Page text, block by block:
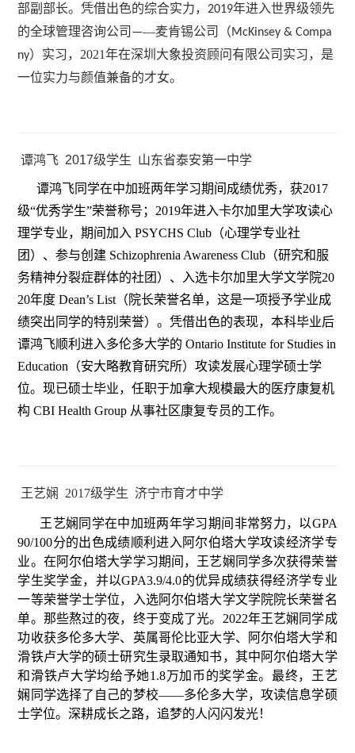
部副部长。凭借出色的综合实力，2019年进入世界级领先
的全球管理咨询公司——麦肯锡公司（McKinsey & Compa
ny）实习，2021年在深圳大象投资顾问有限公司实习，是
一位实力与颜值兼备的才女。
谭鸿飞 2017级学生 山东省泰安第一中学
谭鸿飞同学在中加班两年学习期间成绩优秀，获2017
级“优秀学生”荣誉称号；2019年进入卡尔加里大学攻读心
理学专业，期间加入 PSYCHS Club（心理学专业社
团）、参与创建 Schizophrenia Awareness Club（研究和服
务精神分裂症群体的社团）、入选卡尔加里大学文学院20
20年度 Dean’s List（院长荣誉名单，这是一项授予学业成
绩突出同学的特别荣誉）。凭借出色的表现，本科毕业后
谭鸿飞顺利进入多伦多大学的 Ontario Institute for Studies in
Education（安大略教育研究所）攻读发展心理学硕士学
位。现已硕士毕业，任职于加拿大规模最大的医疗康复机
构 CBI Health Group 从事社区康复专员的工作。
王艺娴 2017级学生 济宁市育才中学
王艺娴同学在中加班两年学习期间非常努力，以GPA
90/100分的出色成绩顺利进入阿尔伯塔大学攻读经济学专
业。在阿尔伯塔大学学习期间，王艺娴同学多次获得荣誉
学生奖学金，并以GPA3.9/4.0的优异成绩获得经济学专业
一等荣誉学士学位，入选阿尔伯塔大学文学院院长荣誉名
单。那些熬过的夜，终于变成了光。2022年王艺娴同学成
功收获多伦多大学、英属哥伦比亚大学、阿尔伯塔大学和
滑铁卢大学的硕士研究生录取通知书，其中阿尔伯塔大学
和滑铁卢大学均给予她1.8万加币的奖学金。最终，王艺
娴同学选择了自己的梦校——多伦多大学，攻读信息学硕
士学位。深耕成长之路，追梦的人闪闪发光！